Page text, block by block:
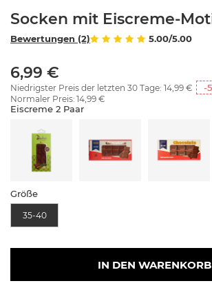
Socken mit Eiscreme-
5.00/5.00
Bewertungen (2)
6,99 €
Niedrigster Preis der letzten 30 Tage: 14,99 € -
Normaler Preis: 14,99 €
Eiscreme 2 Paar
Größe
35-40
IN DEN WARENKORB